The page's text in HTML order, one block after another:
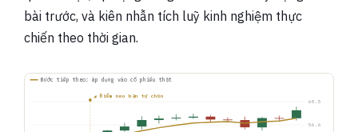
bài trước, và kiên nhẫn tích luỹ kinh nghiệm thực
chiến theo thời gian.
60.5
56.6
◢ Điểm neo bạn tự chọn
Bước tiếp theo: áp dụng vào cổ phiếu thật